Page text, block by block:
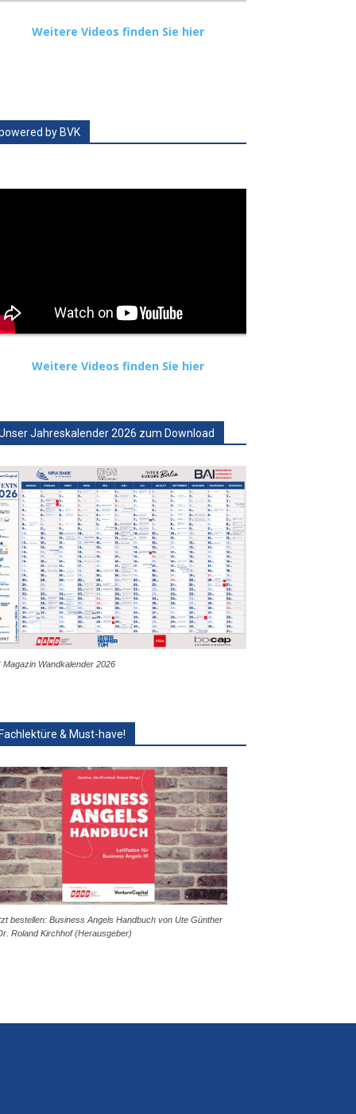
Weitere Videos finden Sie hier
by BVK
Weitere Videos finden Sie hier
Jahreskalender 2026 zum Download
Magazin Wandkalender 2026
& Must-have!
bestellen: Business Angels Handbuch von Ute Günther
Roland Kirchhof (Herausgeber)